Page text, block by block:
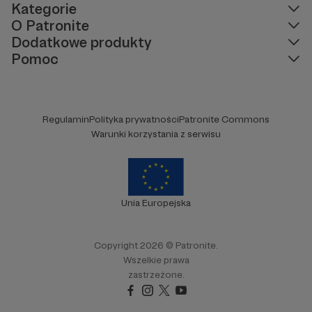
treść
Aby zobaczyć treść musisz zmienić ustawienia
polityki prywatności
OGLĄDAJ NAS NA FACEBOOKU
Kategorie
O Patronite
Dodatkowe produkty
Pomoc
RegulaminPolityka prywatnościPatronite Commons
Warunki korzystania z serwisu
Unia Europejska
Copyright 2026 © Patronite.
Wszelkie prawa
zastrzeżone.